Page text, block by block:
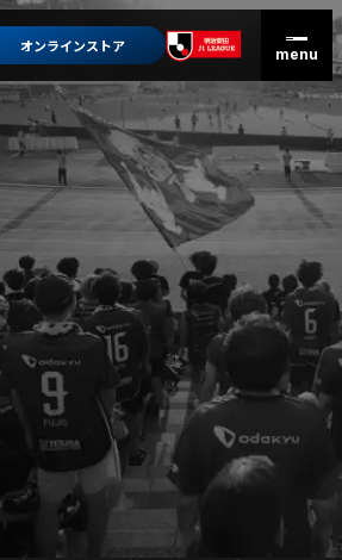
オンラインストア
買うトップ
インストア
ーム